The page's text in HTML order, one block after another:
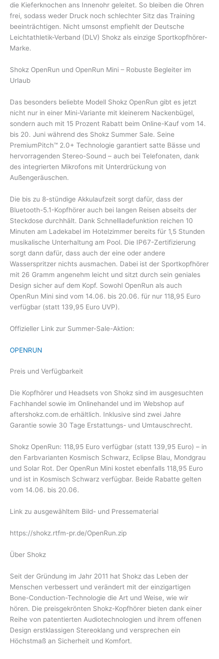
die Kieferknochen ans Innenohr geleitet. So bleiben die Ohren
frei, sodass weder Druck noch schlechter Sitz das Training
beeinträchtigen. Nicht umsonst empfiehlt der Deutsche
Leichtathletik-Verband (DLV) Shokz als einzige Sportkopfhörer-
Marke.
Shokz OpenRun und OpenRun Mini – Robuste Begleiter im
Urlaub
Das besonders beliebte Modell Shokz OpenRun gibt es jetzt
nicht nur in einer Mini-Variante mit kleinerem Nackenbügel,
sondern auch mit 15 Prozent Rabatt beim Online-Kauf vom 14.
bis 20. Juni während des Shokz Summer Sale. Seine
PremiumPitch™ 2.0+ Technologie garantiert satte Bässe und
hervorragenden Stereo-Sound – auch bei Telefonaten, dank
des integrierten Mikrofons mit Unterdrückung von
Außengeräuschen.
Die bis zu 8-stündige Akkulaufzeit sorgt dafür, dass der
Bluetooth-5.1-Kopfhörer auch bei langen Reisen abseits der
Steckdose durchhält. Dank Schnellladefunktion reichen 10
Minuten am Ladekabel im Hotelzimmer bereits für 1,5 Stunden
musikalische Unterhaltung am Pool. Die IP67-Zertifizierung
sorgt dann dafür, dass auch der eine oder andere
Wasserspritzer nichts ausmachen. Dabei ist der Sportkopfhörer
mit 26 Gramm angenehm leicht und sitzt durch sein geniales
Design sicher auf dem Kopf. Sowohl OpenRun als auch
OpenRun Mini sind vom 14.06. bis 20.06. für nur 118,95 Euro
verfügbar (statt 139,95 Euro UVP).
Offizieller Link zur Summer-Sale-Aktion:
OPENRUN
Preis und Verfügbarkeit
Die Kopfhörer und Headsets von Shokz sind im ausgesuchten
Fachhandel sowie im Onlinehandel und im Webshop auf
aftershokz.com.de erhältlich. Inklusive sind zwei Jahre
Garantie sowie 30 Tage Erstattungs- und Umtauschrecht.
Shokz OpenRun: 118,95 Euro verfügbar (statt 139,95 Euro) – in
den Farbvarianten Kosmisch Schwarz, Eclipse Blau, Mondgrau
und Solar Rot. Der OpenRun Mini kostet ebenfalls 118,95 Euro
und ist in Kosmisch Schwarz verfügbar. Beide Rabatte gelten
vom 14.06. bis 20.06.
Link zu ausgewähltem Bild- und Pressematerial
https://shokz.rtfm-pr.de/OpenRun.zip
Über Shokz
Seit der Gründung im Jahr 2011 hat Shokz das Leben der
Menschen verbessert und verändert mit der einzigartigen
Bone-Conduction-Technologie die Art und Weise, wie wir
hören. Die preisgekrönten Shokz-Kopfhörer bieten dank einer
Reihe von patentierten Audiotechnologien und ihrem offenen
Design erstklassigen Stereoklang und versprechen ein
Höchstmaß an Sicherheit und Komfort.